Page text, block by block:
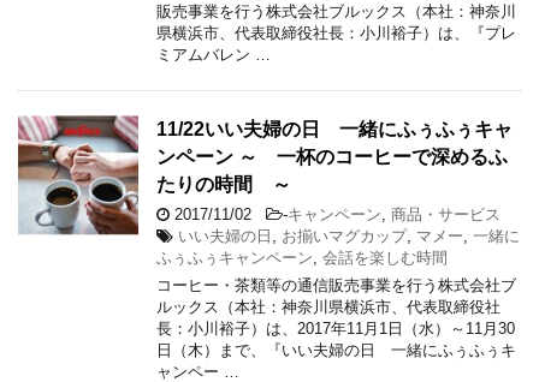
販売事業を行う株式会社ブルックス（本社：神奈川
県横浜市、代表取締役社長：小川裕子）は、『プレ
ミアムバレン …
11/22いい夫婦の日 一緒にふぅふぅキャ
ンペーン ～ 一杯のコーヒーで深めるふ
たりの時間 ～
2017/11/02 -キャンペーン 商品・サービス
いい夫婦の日
お揃いマグカップ, マメー 一緒に
ふぅふぅキャンペーン 会話を楽しむ時間
コーヒー・茶類等の通信販売事業を行う株式会社ブ
ルックス（本社：神奈川県横浜市、代表取締役社
長：小川裕子）は、2017年11月1日（水）～11月30
日（木）まで、『いい夫婦の日 一緒にふぅふぅキ
ャンペー …